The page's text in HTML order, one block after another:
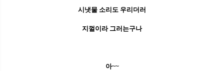
시냇물 소리도 우리더러
지껄이라 그러는구나
아~~